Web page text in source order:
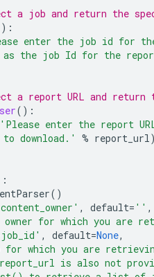
a job and return the
enter the job id for
the job Id for the
a report URL and return
():
'Please enter the report
download.' % report_url
:
()
, default= '' ,
for which you are
, default=None,
for which you are
report_url is also not